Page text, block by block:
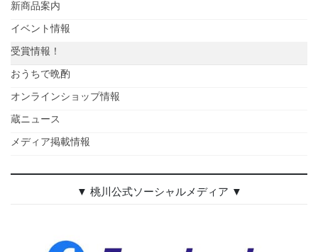
送
り
新商品案内
イベント情報
受賞情報！
おうちで晩酌
オンラインショップ情報
蔵ニュース
メディア掲載情報
▼ 桃川公式ソーシャルメディア ▼